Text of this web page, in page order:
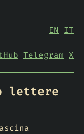
EN IT
Telegram X
lettere